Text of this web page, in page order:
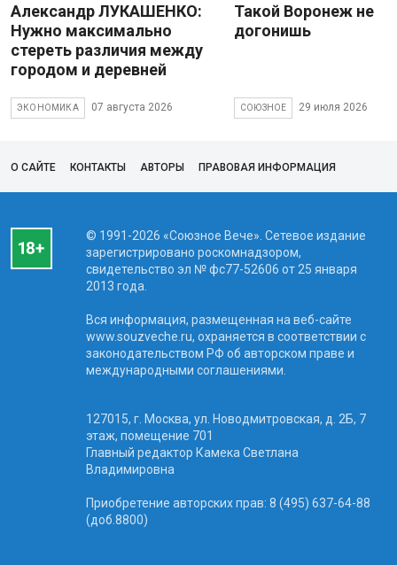
Александр ЛУКАШЕНКО:
Нужно максимально
стереть различия между
городом и деревней
ЭКОНОМИКА 07 августа 2026
Такой Воронеж не
догонишь
СОЮЗНОЕ 29 июля 2026
О САЙТЕ КОНТАКТЫ АВТОРЫ ПРАВОВАЯ ИНФОРМАЦИЯ
© 1991-2026 «Союзное Вече». Сетевое издание
зарегистрировано роскомнадзором,
свидетельство эл № фc77-52606 от 25 января
2013 года.
Вся информация, размещенная на веб-сайте
www.souzveche.ru, охраняется в соответствии с
законодательством РФ об авторском праве и
международными соглашениями.
127015, г. Москва, ул. Новодмитровская, д. 2Б, 7
этаж, помещение 701
Главный редактор Камека Светлана
Владимировна
Приобретение авторских прав: 8 (495) 637-64-88
(доб.8800)